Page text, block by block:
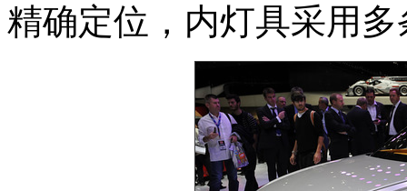
精确定位，内灯具采用